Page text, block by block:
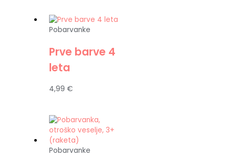
Pobarvanke
Prve barve 4
leta
4,99€
Pobarvanke